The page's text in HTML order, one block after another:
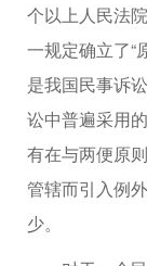
个以上人民法
一规定确立了“
是我国民事诉
讼中普遍采用
有在与两便原
管辖而引入例
少。